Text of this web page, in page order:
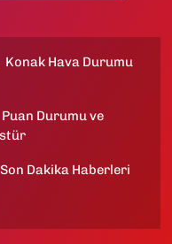
Konak Hava Durumu
Puan Durumu ve
Son Dakika Haberleri